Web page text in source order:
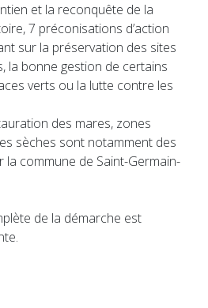
et la reconquête de la
7 préconisations d’action
sur la préservation des sites
la bonne gestion de certains
verts ou la lutte contre les
des mares, zones
sèches sont notamment des
la commune de Saint-Germain-
de la démarche est